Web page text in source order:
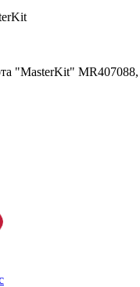
"MasterKit"